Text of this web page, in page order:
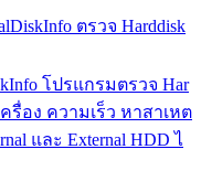
ตรวจ Harddisk
โปรแกรมตรวจ Har
อง ความเร็ว หาสาเหต
และ External HDD ไ